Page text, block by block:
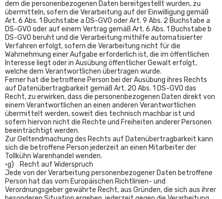
dem die personenbezogenen Daten bereitgestellt wurden, zu
übermitteln, sofern die Verarbeitung auf der Einwilligung gemäß
Art. 6 Abs. 1 Buchstabe a DS-GVO oder Art. 9 Abs. 2 Buchstabe a
DS-GVO oder auf einem Vertrag gemäß Art. 6 Abs. 1 Buchstabe b
DS-GVO beruht und die Verarbeitung mithilfe automatisierter
Verfahren erfolgt, sofern die Verarbeitung nicht für die
Wahrnehmung einer Aufgabe erforderlich ist, die im öffentlichen
Interesse liegt oder in Ausübung öffentlicher Gewalt erfolgt,
welche dem Verantwortlichen übertragen wurde.
Ferner hat die betroffene Person bei der Ausübung ihres Rechts
auf Datenübertragbarkeit gemäß Art. 20 Abs. 1 DS-GVO das
Recht, zu erwirken, dass die personenbezogenen Daten direkt von
einem Verantwortlichen an einen anderen Verantwortlichen
übermittelt werden, soweit dies technisch machbar ist und
sofern hiervon nicht die Rechte und Freiheiten anderer Personen
beeinträchtigt werden.
Zur Geltendmachung des Rechts auf Datenübertragbarkeit kann
sich die betroffene Person jederzeit an einen Mitarbeiter der
Tollkühn Warenhandel wenden.
•g) Recht auf Widerspruch
Jede von der Verarbeitung personenbezogener Daten betroffene
Person hat das vom Europäischen Richtlinien- und
Verordnungsgeber gewährte Recht, aus Gründen, die sich aus ihrer